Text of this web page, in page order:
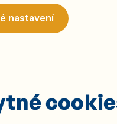
nastavení